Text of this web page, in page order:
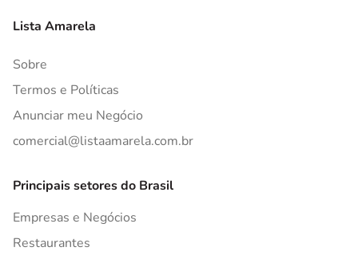
Lista Amarela
Sobre
Termos e Políticas
Anunciar meu Negócio
comercial@listaamarela.com.br
Principais setores do Brasil
Empresas e Negócios
Restaurantes